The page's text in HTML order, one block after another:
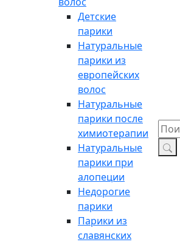
Детские
парики
Натуральные
парики из
европейских
волос
Натуральные
парики после
химиотерапии
Натуральные
парики при
алопеции
Недорогие
парики
Парики из
славянских